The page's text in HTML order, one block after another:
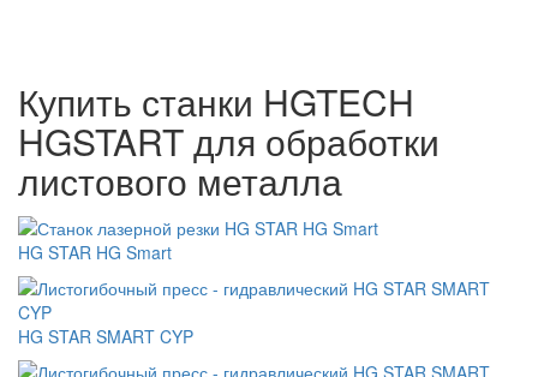
Купить станки HGTECH
HGSTART для обработки
листового металла
HG STAR HG Smart
HG STAR SMART CYP